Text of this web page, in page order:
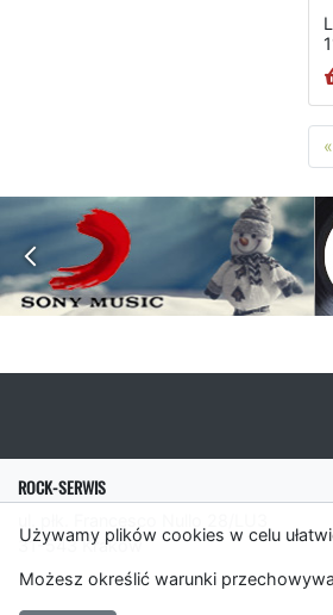
Używamy plików cookies w celu
Możesz określić warunki
«
ROCK-SERWIS
31-543 Kraków